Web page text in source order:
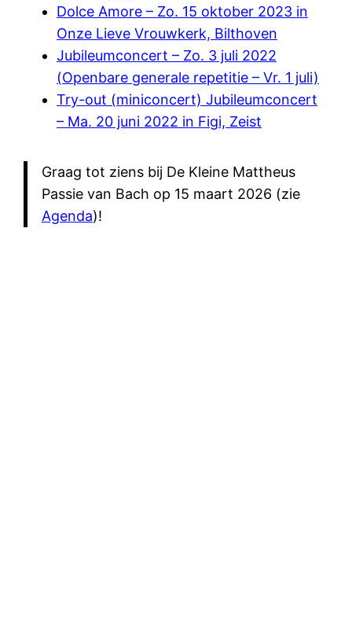
Dolce Amore – Zo. 15 oktober 2023 in
Onze Lieve Vrouwkerk, Bilthoven
Jubileumconcert – Zo. 3 juli 2022
(Openbare generale repetitie – Vr. 1 juli)
Try-out (miniconcert) Jubileumconcert
– Ma. 20 juni 2022 in Figi, Zeist
Graag tot ziens bij De Kleine Mattheus
Passie van Bach op 15 maart 2026 (zie
Agenda)!